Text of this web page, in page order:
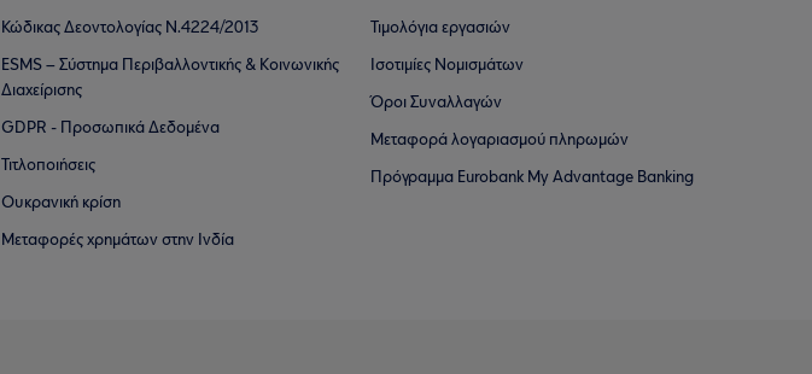
Κώδικας Δεοντολογίας Ν.4224/2013
ESMS – Σύστημα Περιβαλλοντικής & Κοινωνικής
Διαχείρισης
GDPR - Προσωπικά Δεδομένα
Τιτλοποιήσεις
Ουκρανική κρίση
Μεταφορές χρημάτων στην Ινδία
Τιμολόγια εργασιών
Ισοτιμίες Νομισμάτων
Όροι Συναλλαγών
Μεταφορά λογαριασμού πληρωμών
Πρόγραμμα Eurobank My Advantage Banking